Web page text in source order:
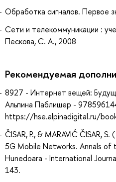
Обработка сигналов. Первое
Сети и телекоммуникации :
Пескова, С. А., 2008
Рекомендуемая
8927 - Интернет вещей:
Альпина Паблишер -
https://hse.alpinadigital.ru/
ČISAR, P., & MARAVIĆ ČISAR,
5G Mobile Networks. Annals of
Hunedoara - International
143.